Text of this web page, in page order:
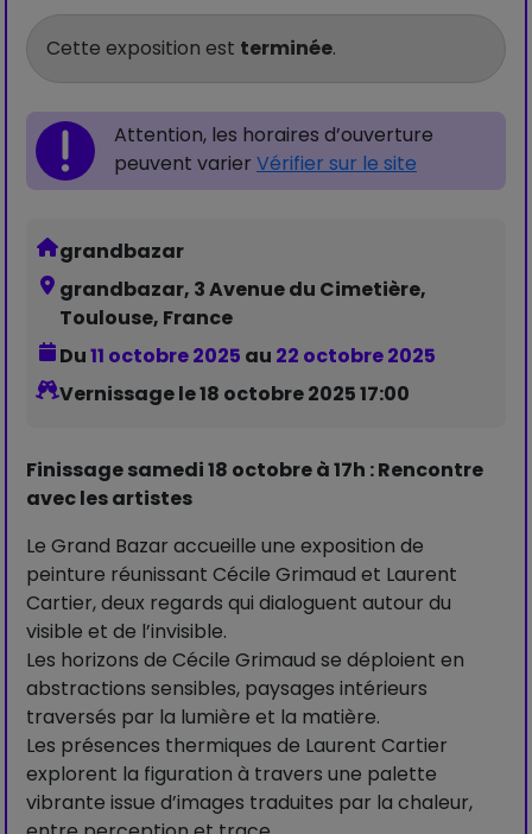
Cette exposition est terminée.
Attention, les horaires d’ouverture
peuvent varier Vérifier sur le site
grandbazar
grandbazar, 3 Avenue du Cimetière,
Toulouse, France
Du11 octobre 2025 au 22 octobre 2025
Vernissage le 18 octobre 2025 17:00
Finissage samedi 18 octobre à 17h : Rencontre
avec les artistes
Le Grand Bazar accueille une exposition de
peinture réunissant Cécile Grimaud et Laurent
Cartier, deux regards qui dialoguent autour du
visible et de l’invisible.
Les horizons de Cécile Grimaud se déploient en
abstractions sensibles, paysages intérieurs
traversés par la lumière et la matière.
Les présences thermiques de Laurent Cartier
explorent la figuration à travers une palette
vibrante issue d’images traduites par la chaleur,